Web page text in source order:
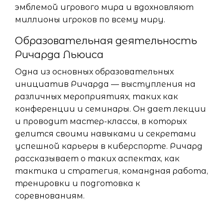
эмблемой игрового мира и вдохновляют
миллионы игроков по всему миру.
Образовательная деятельность
Ричарда Льюиса
Одна из основных образовательных
инициатив Ричарда — выступления на
различных мероприятиях, таких как
конференции и семинары. Он дает лекции
и проводит мастер-классы, в которых
делится своими навыками и секретами
успешной карьеры в киберспорте. Ричард
рассказывает о таких аспектах, как
тактика и стратегия, командная работа,
тренировки и подготовка к
соревнованиям.